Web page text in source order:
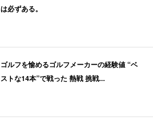
は必ずある。
ゴルフを愉めるゴルフメーカーの経験値 “ベ
ストな14本”で戦った 熱戦 挑戦...